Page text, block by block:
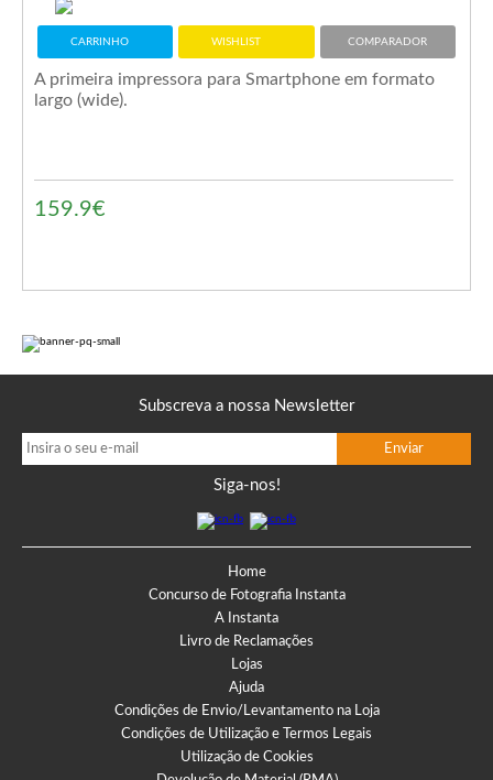
CARRINHO WISHLIST COMPARADOR
A primeira impressora para Smartphone em formato
largo (wide).
159.9€
Subscreva a nossa Newsletter
Siga-nos!
Home
Concurso de Fotografia Instanta
A Instanta
Livro de Reclamações
Lojas
Ajuda
Condições de Envio/Levantamento na Loja
Condições de Utilização e Termos Legais
Utilização de Cookies